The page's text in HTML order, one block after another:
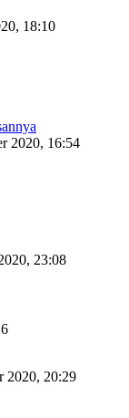
18:10
2020, 16:54
23:08
2020, 20:29